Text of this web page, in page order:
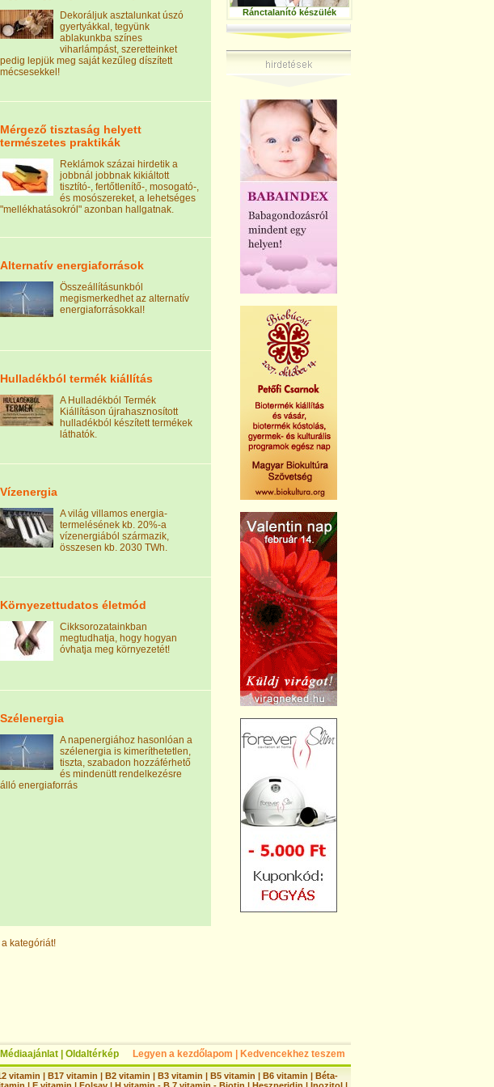
Dekoráljuk asztalunkat úszó
gyertyákkal, tegyünk
ablakunkba színes
viharlámpást, szeretteinket
pedig lepjük meg saját kezűleg díszített
mécsesekkel!
Mérgező tisztaság helyett
természetes praktikák
Reklámok százai hirdetik a
jobbnál jobbnak kikiáltott
tisztító-, fertőtlenítő-, mosogató-,
és mosószereket, a lehetséges
"mellékhatásokról" azonban hallgatnak.
Alternatív energiaforrások
Összeállításunkból
megismerkedhet az alternatív
energiaforrásokkal!
Hulladékból termék kiállítás
A Hulladékból Termék
Kiállításon újrahasznosított
hulladékból készített termékek
láthatók.
Vízenergia
A világ villamos energia-
termelésének kb. 20%-a
vízenergiából származik,
összesen kb. 2030 TWh.
Környezettudatos életmód
Cikksorozatainkban
megtudhatja, hogy hogyan
óvhatja meg környezetét!
Szélenergia
A napenergiához hasonlóan a
szélenergia is kimeríthetetlen,
tiszta, szabadon hozzáférhető
és mindenütt rendelkezésre
álló energiaforrás
kategóriát!
Ránctalanító készülék
Médiaajánlat Oldaltérkép Legyen a kezdőlapom Kedvencekhez teszem
vitamin | B17 vitamin | B2 vitamin | B3 vitamin | B5 vitamin | B6 vitamin | Béta-